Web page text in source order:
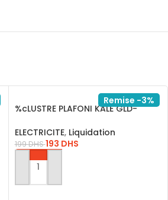
Remise -3%
%cLUSTRE PLAFONI KALE GLD-
ELECTRICITE, Liquidation
199DHS193 DHS
AJOUTER AU PANIER